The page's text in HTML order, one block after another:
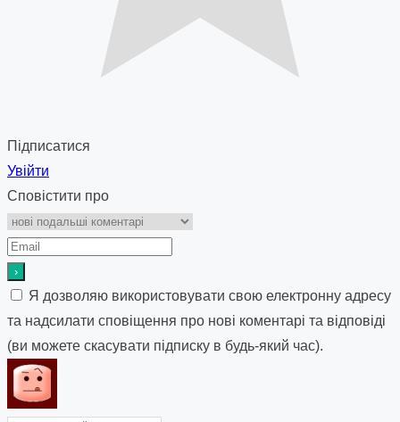
Підписатися
Увійти
Сповістити про
Я дозволяю використовувати свою електронну адресу
та надсилати сповіщення про нові коментарі та відповіді
(ви можете скасувати підписку в будь-який час).